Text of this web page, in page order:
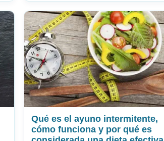
Qué es el ayuno intermitente,
cómo funciona y por qué es